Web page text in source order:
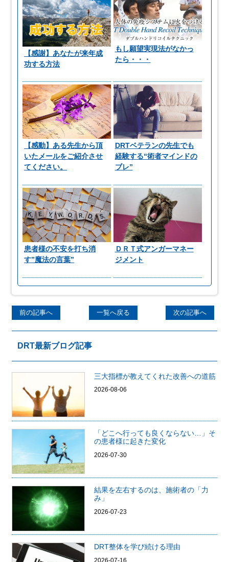
【感謝】あなたが来年成
功する方法
もし願望実現法がなかっ
たら・・・
【感動】ある先生から頂
いたメールをご紹介させ
てください。
DRTベテランの先生でも
経験する“術者マインドの
ブレ”
患者様の不安を打ち消
す”魔法の言葉”
ＤＲＴ式アンガーマネー
ジメント
前の記事へ 一覧へ戻る 次の記事へ
DRT最新ブログ記事
三大指標が教えてくれた改善への道筋
2026-08-06
「どこへ行っても良くならない…」そ
の患者様に起きた変化
2026-07-30
結果を左右するのは、施術者の「力
み」
2026-07-23
DRT整体を学び続ける理由
2026-07-16